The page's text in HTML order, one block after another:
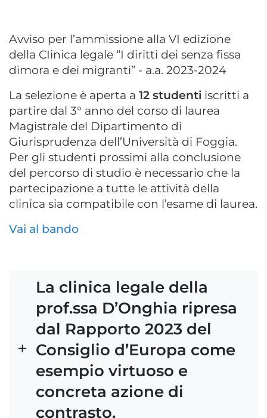
Avviso per l’ammissione alla VI edizione
della CIinica legale “I diritti dei senza fissa
dimora e dei migranti” - a.a. 2023-2024
La selezione è aperta a 12 studenti iscritti a
partire dal 3° anno del corso di laurea
Magistrale del Dipartimento di
Giurisprudenza dell’Università di Foggia.
Per gli studenti prossimi alla conclusione
del percorso di studio è necessario che la
partecipazione a tutte le attività della
clinica sia compatibile con l’esame di laurea.
Vai al bando
La clinica legale della
prof.ssa D’Onghia ripresa
dal Rapporto 2023 del
Consiglio d’Europa come
esempio virtuoso e
concreta azione di
contrasto.